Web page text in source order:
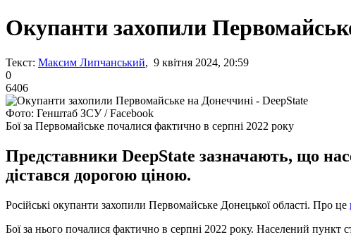
Окупанти захопили
Текст: Максим Липчанський, 9 квітня 2024, 20:59
0
6406
Фото: Генштаб ЗСУ / Facebook
Бої за Первомайське почалися фактично в серпні 2022 року
Представники DeepState зазначають, що
дістався дорогою ціною.
Російські окупанти захопили Первомайське Донецької області. Про це
Бої за нього почалися фактично в серпні 2022 року. Населений пункт